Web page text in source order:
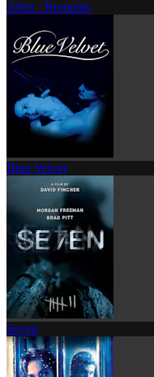
Alien : Romulus
Blue Velvet
Seven